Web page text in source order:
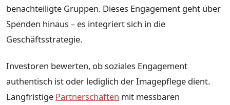
benachteiligte Gruppen. Dieses Engagement geht über
Spenden hinaus – es integriert sich in die
Geschäftsstrategie.
Investoren bewerten, ob soziales Engagement
authentisch ist oder lediglich der Imagepflege dient.
Langfristige Partnerschaften mit messbaren